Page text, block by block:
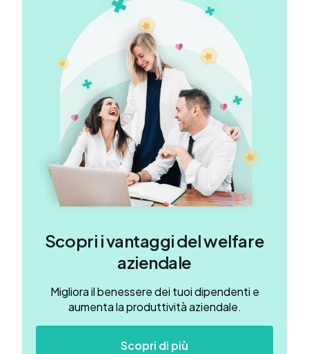
Scopri i vantaggi del welfare
aziendale
Migliora il benessere dei tuoi dipendenti e
aumenta la produttività aziendale.
Scopri di più